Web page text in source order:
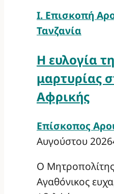
Ι. Επισκοπή
Τανζανία
Η ευλογία
μαρτυρίας
Αφρικής
Επίσκοπος
Αυγούστου 2026
Ο
Αγαθόνικος